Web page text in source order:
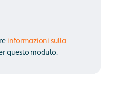
informazioni sulla
questo modulo.